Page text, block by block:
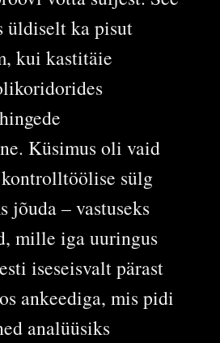
üldiselt ka pisut
kui kastitäie
Küsimus oli vaid
sülg
jõuda – vastuseks
mille iga uuringus
iseseisvalt pärast
ankeediga, mis pidi
analüüsiks